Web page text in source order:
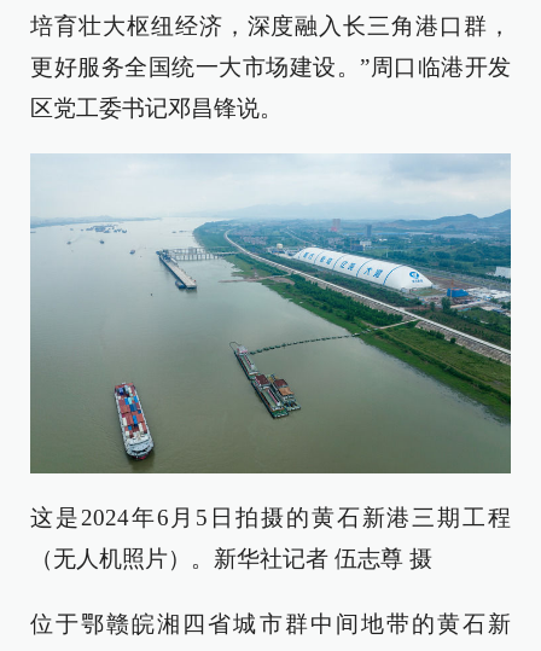
培育壮大枢纽经济，深度融入长三角港口群，
更好服务全国统一大市场建设。”周口临港开发
区党工委书记邓昌锋说。
这是2024年6月5日拍摄的黄石新港三期工程
（无人机照片）。新华社记者 伍志尊 摄
位于鄂赣皖湘四省城市群中间地带的黄石新